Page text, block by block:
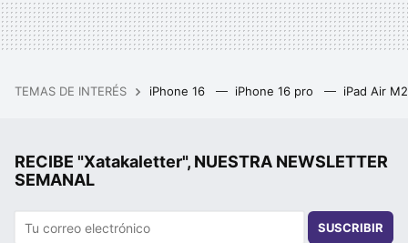
TEMAS DE INTERÉS iPhone 16 iPhone 16 pro iPad Air
RECIBE "Xatakaletter", NUESTRA NEWSLETTER
SEMANAL
SUSCRIBIR